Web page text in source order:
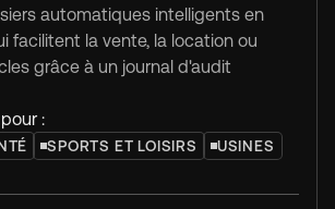
automatiques intelligents en
facilitent la vente, la location ou
grâce à un journal d'audit
:
SPORTS ET LOISIRS USINES